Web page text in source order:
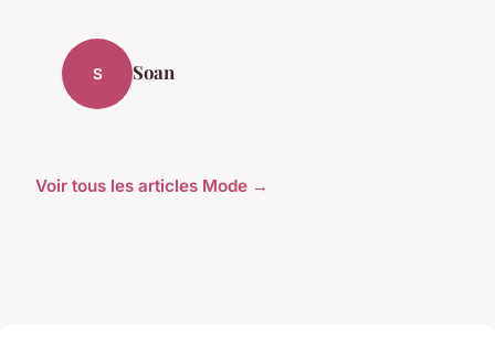
S Soan
Voir tous les articles Mode →